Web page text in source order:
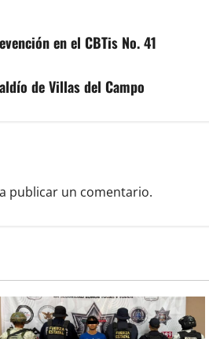
en el CBTis No. 41
de Villas del Campo
publicar un comentario.